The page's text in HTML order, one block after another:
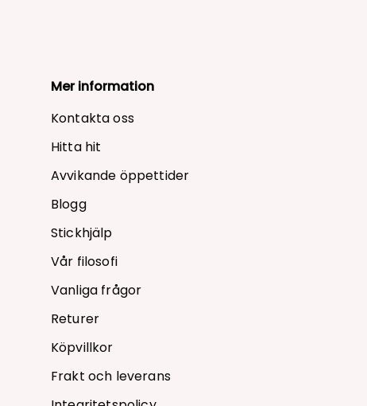
Mer information
Kontakta oss
Hitta hit
Avvikande öppettider
Blogg
Stickhjälp
Vår filosofi
Vanliga frågor
Returer
Köpvillkor
Frakt och leverans